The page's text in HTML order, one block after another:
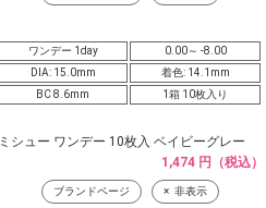
ワンデー 1day
0.00～ -8.00
DIA: 15.0mm
着色: 14.1mm
BC 8.6mm
1箱 10枚入り
ミシュー ワンデー 10枚入 ベイビーグレー
1,474 円（税込）
ブランドページ 非表示